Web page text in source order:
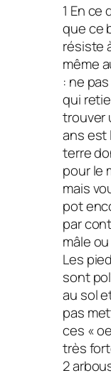
1 En
que ce
résiste
même
: ne
qui
trouver
ans est
terre
pour le
mais
pot
par
mâle
Les
sont
au sol
pas
ces «
très
2